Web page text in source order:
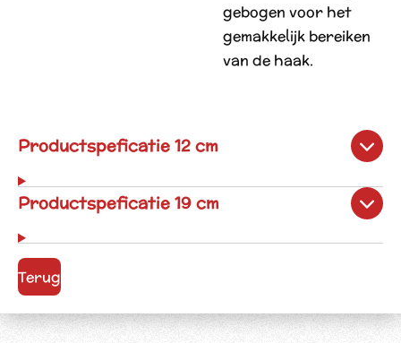
gebogen voor het
gemakkelijk bereiken
van de haak.
Productspeficatie 12 cm
Productspeficatie 19 cm
Terug